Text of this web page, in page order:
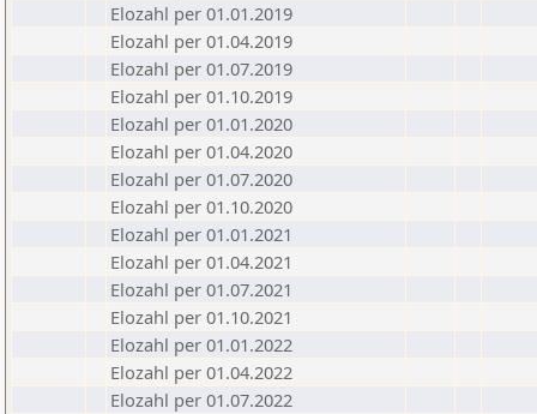
Elozahl per 01.01.2019
Elozahl per 01.04.2019
Elozahl per 01.07.2019
Elozahl per 01.10.2019
Elozahl per 01.01.2020
Elozahl per 01.04.2020
Elozahl per 01.07.2020
Elozahl per 01.10.2020
Elozahl per 01.01.2021
Elozahl per 01.04.2021
Elozahl per 01.07.2021
Elozahl per 01.10.2021
Elozahl per 01.01.2022
Elozahl per 01.04.2022
Elozahl per 01.07.2022